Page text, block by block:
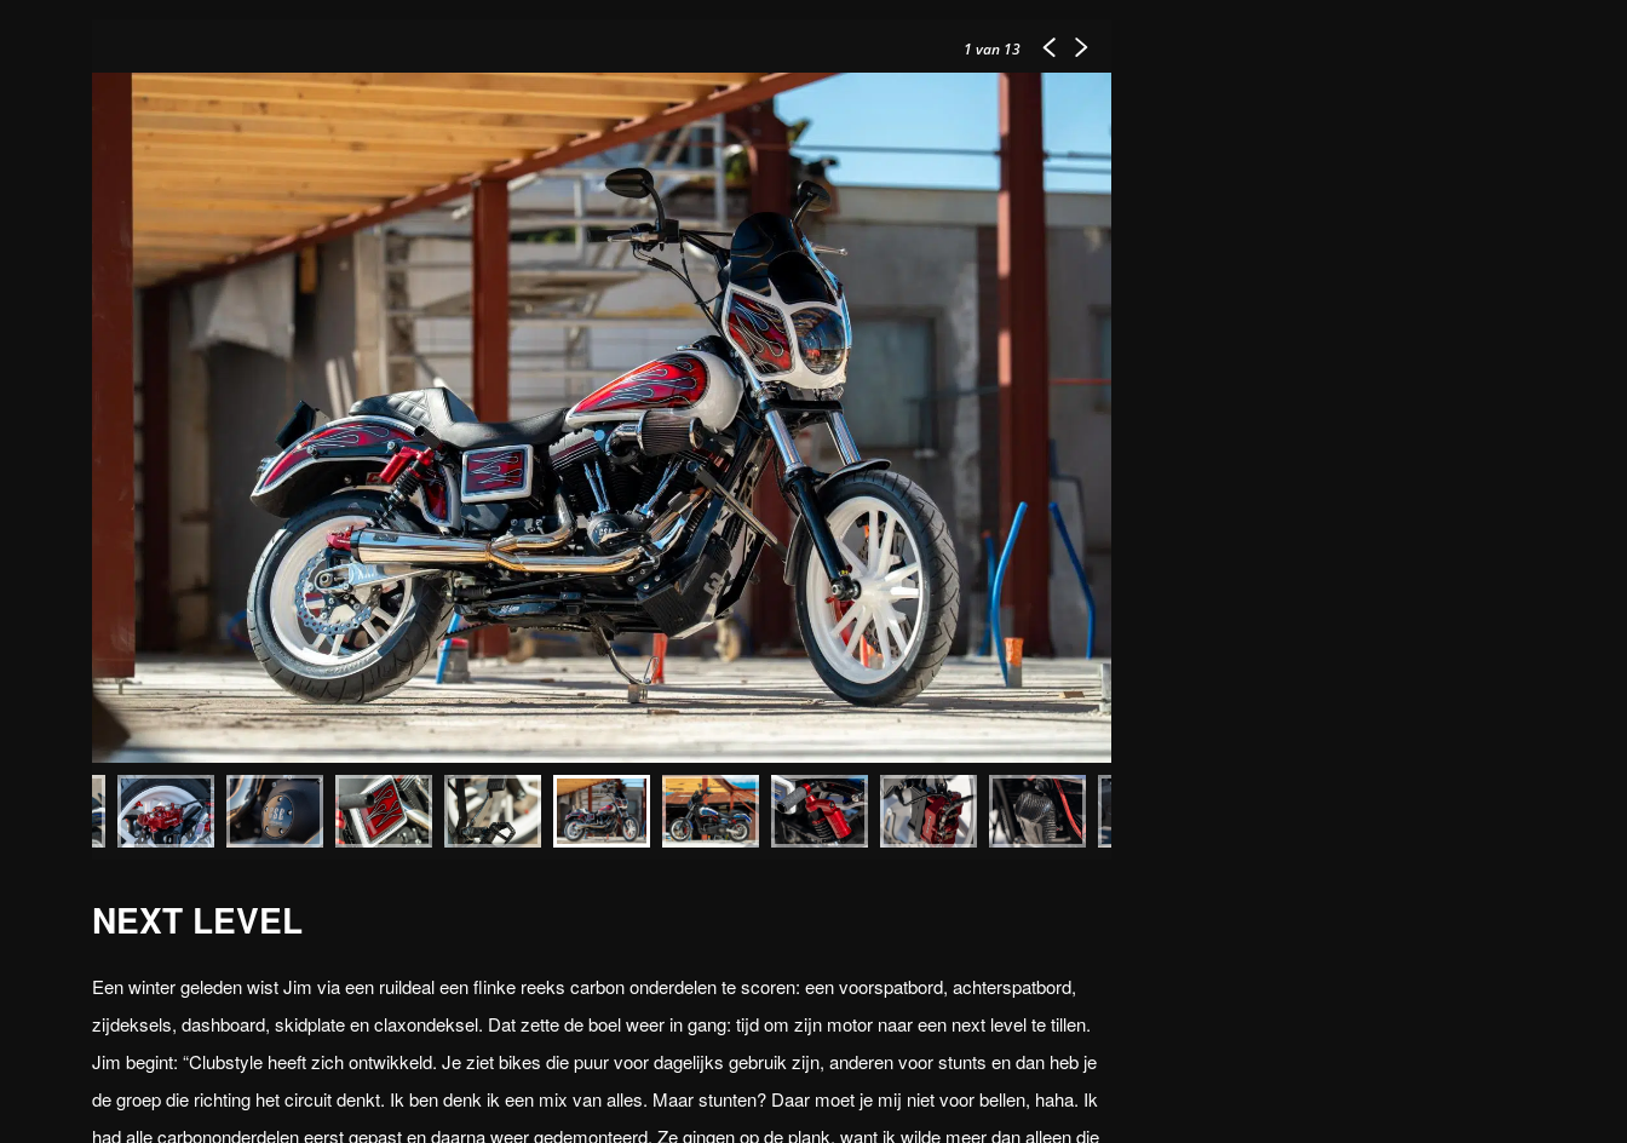
1 van 13
NEXT LEVEL
Een winter geleden wist Jim via een ruildeal een flinke reeks carbon onderdelen te scoren: een voorspatbord, achterspatbord,
zijdeksels, dashboard, skidplate en claxondeksel. Dat zette de boel weer in gang: tijd om zijn motor naar een next level te tillen.
Jim begint: “Clubstyle heeft zich ontwikkeld. Je ziet bikes die puur voor dagelijks gebruik zijn, anderen voor stunts en dan heb je
de groep die richting het circuit denkt. Ik ben denk ik een mix van alles. Maar stunten? Daar moet je mij niet voor bellen, haha. Ik
had alle carbononderdelen eerst gepast en daarna weer gedemonteerd. Ze gingen op de plank, want ik wilde meer dan alleen die